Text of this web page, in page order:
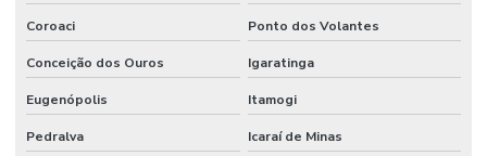
Coroaci Ponto dos Volantes
Conceição dos Ouros Igaratinga
Eugenópolis Itamogi
Pedralva Icaraí de Minas